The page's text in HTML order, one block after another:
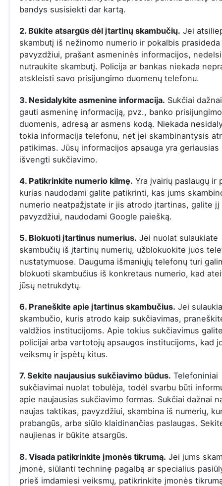
bandys susisiekti dar kartą.
2. Būkite atsargūs dėl įtartinų skambučių. Jei
skambutį iš nežinomo numerio ir pokalbis
pavyzdžiui, prašant asmeninės informacijos,
nutraukite skambutį. Policija ar bankas niekada
atskleisti savo prisijungimo duomenų telefonu.
3. Nesidalykite asmenine informacija. Sukčiai
gauti asmeninę informaciją, pvz., banko prisijungimo
duomenis, adresą ar asmens kodą. Niekada
tokia informacija telefonu, net jei skambinantysis
patikimas. Jūsų informacijos apsauga yra geriausias
išvengti sukčiavimo.
4. Patikrinkite numerio kilmę. Yra įvairių paslaugų ir
kurias naudodami galite patikrinti, kas jums
numerio neatpažįstate ir jis atrodo įtartinas, galite
pavyzdžiui, naudodami Google paiešką.
5. Blokuoti įtartinus numerius. Jei nuolat sulaukiate
skambučių iš įtartinų numerių, užblokuokite juos
nustatymuose. Dauguma išmaniųjų telefonų turi
blokuoti skambučius iš konkretaus numerio, kad
jūsų netrukdytų.
6. Praneškite apie įtartinus skambučius. Jei
skambučio, kuris atrodo kaip sukčiavimas,
valdžios institucijoms. Apie tokius sukčiavimus
policijai arba vartotojų apsaugos institucijoms, kad
veiksmų ir įspėtų kitus.
7. Sekite naujausius sukčiavimo būdus. Telefoniniai
sukčiavimai nuolat tobulėja, todėl svarbu būti
apie naujausias sukčiavimo formas. Sukčiai dažnai
naujas taktikas, pavyzdžiui, skambina iš numerių,
prabangūs, arba siūlo klaidinančias paslaugas.
naujienas ir būkite atsargūs.
8. Visada patikrinkite įmonės tikrumą. Jei jums
įmonė, siūlanti techninę pagalbą ar specialius
prieš imdamiesi veiksmų, patikrinkite įmonės